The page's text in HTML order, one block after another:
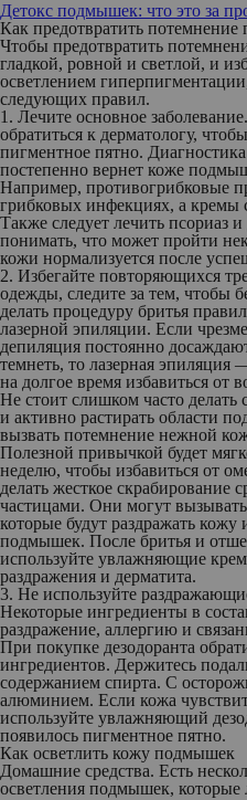
Детокс подмышек: что это за
Как предотвратить
Чтобы предотвратить
гладкой, ровной и светлой, и
осветлением
следующих правил.
1. Лечите основное заболевание.
обратиться к дерматологу,
пигментное пятно.
постепенно вернет коже
Например, противогрибковые
грибковых инфекциях, а кремы
Также следует лечить псориаз
понимать, что может пройти
кожи нормализуется после
2. Избегайте повторяющихся
одежды, следите за тем, чтобы
делать процедуру бритья
лазерной эпиляции. Если
депиляция постоянно
темнеть, то лазерная
на долгое время избавиться от
Не стоит слишком часто
и активно растирать области
вызвать потемнение нежной
Полезной привычкой будет
неделю, чтобы избавиться от
делать жесткое скрабирование
частицами. Они могут
которые будут раздражать
подмышек. После бритья и
используйте увлажняющие
раздражения и дерматита.
3. Не используйте
Некоторые ингредиенты в
раздражение, аллергию и
При покупке дезодоранта
ингредиентов. Держитесь
содержанием спирта. С
алюминием. Если кожа
используйте увлажняющий
появилось пигментное пятно.
Как осветлить кожу подмышек
Домашние средства. Есть
осветления подмышек, которые